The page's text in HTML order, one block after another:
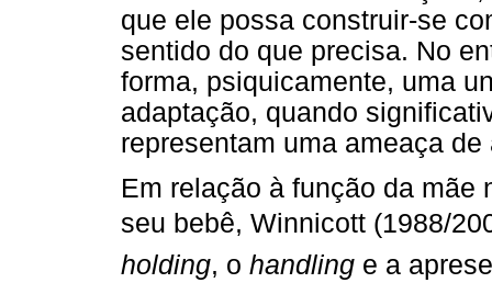
que ele possa construir-se
sentido do que precisa. No
forma, psiquicamente, uma
adaptação, quando
representam uma ameaça
Em relação à função da mãe
seu bebê, Winnicott (1988/
holding, o handling e a